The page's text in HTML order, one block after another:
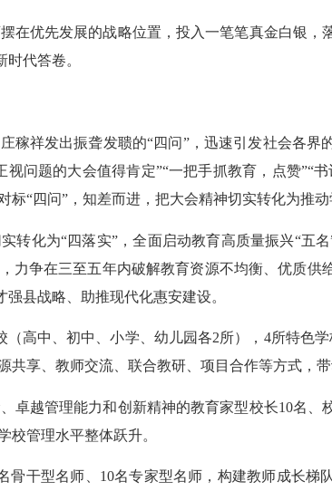
优先发展的战略位置，投入一笔笔真金白银，
代答卷。
祥发出振聋发聩的“四问”，迅速引发社会各界
问题的大会值得肯定”“一把手抓教育，点赞”“
“四问”，知差而进，把大会精神切实转化为推动
化为“四落实”，全面启动教育高质量振兴“五名
争在三至五年内破解教育资源不均衡、优质供
县战略、助推现代化惠安建设。
中、初中、小学、幼儿园各2所），4所特色学
享、教师交流、联合教研、项目合作等方式，
越管理能力和创新精神的教育家型校长10名、
校管理水平整体跃升。
干型名师、10名专家型名师，构建教师成长梯